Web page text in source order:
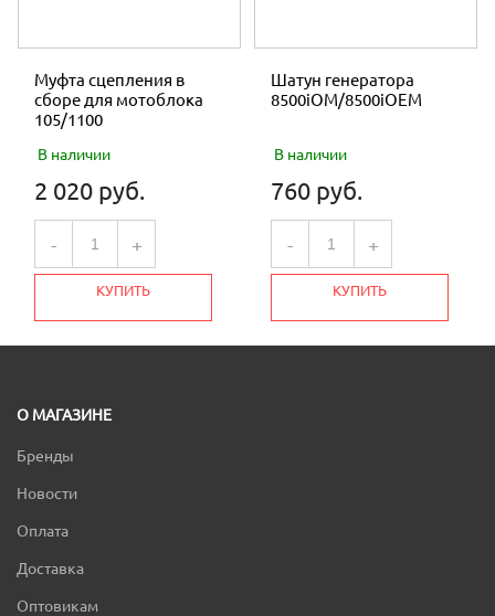
Муфта сцепления в
сборе для мотоблока
105/1100
В наличии
2 020 руб.
- +
КУПИТЬ
Шатун генератора
8500iOM/8500iOEM
В наличии
760 руб.
- +
КУПИТЬ
О МАГАЗИНЕ
Бренды
Новости
Оплата
Доставка
Оптовикам